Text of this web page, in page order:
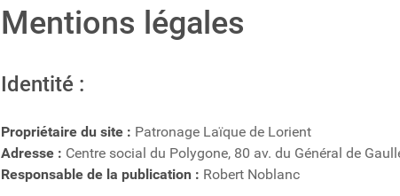
Mentions légales
Identité :
Propriétaire du site : Patronage Laïque de Lorient
Adresse : Centre social du Polygone, 80 av. du Général de
Responsable de la publication : Robert Noblanc